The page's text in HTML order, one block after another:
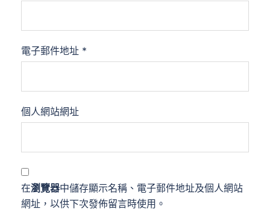
電子郵件地址 *
個人網站網址
在瀏覽器中儲存顯示名稱、電子郵件地址及個人網站
網址，以供下次發佈留言時使用。